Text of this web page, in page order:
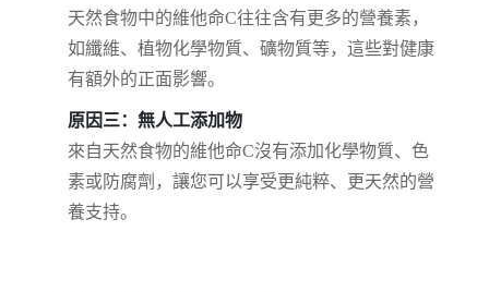
天然食物中的維他命C往往含有更多的營養素，
如纖維、植物化學物質、礦物質等，這些對健康
有額外的正面影響。
原因三：無人工添加物
來自天然食物的維他命C沒有添加化學物質、色
素或防腐劑，讓您可以享受更純粹、更天然的營
養支持。